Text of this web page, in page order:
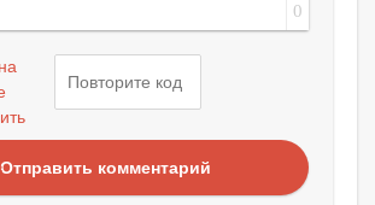
0
Отправить комментарий